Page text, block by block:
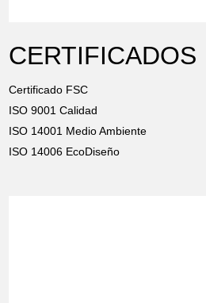
CERTIFICADOS
Certificado FSC
ISO 9001 Calidad
ISO 14001 Medio Ambiente
ISO 14006 EcoDiseño